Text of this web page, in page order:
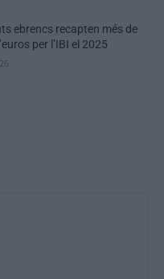
ebrencs recapten més de
per l’IBI el 2025